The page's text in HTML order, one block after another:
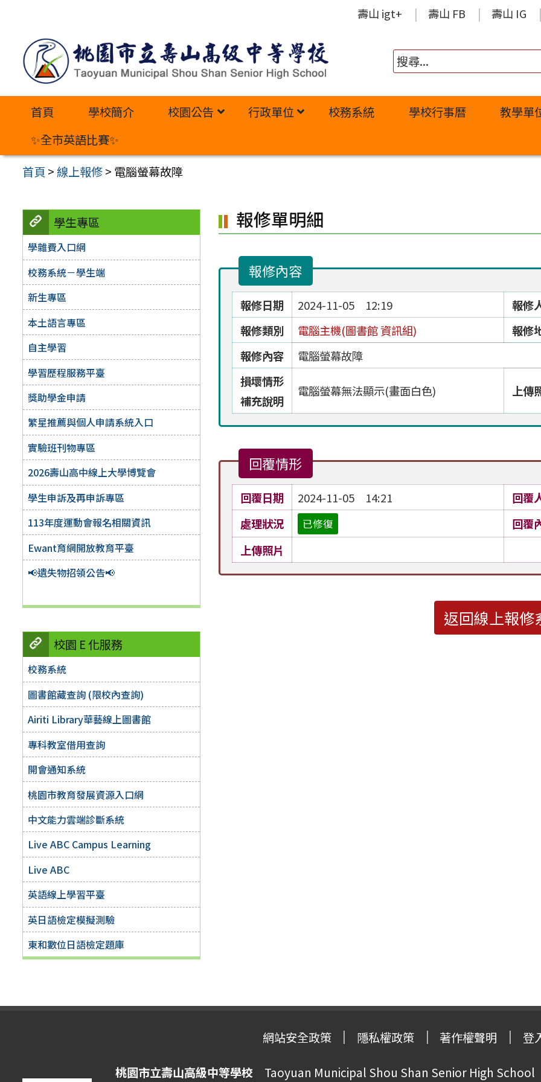
內
壽山 igt+ 壽山 FB 壽山 IG
首頁 學校簡介 校園公告 行政單位 校務系統 學校行事曆
教學單
✨全市英語比賽✨
首頁 >線上報修> 電腦螢幕故障
學生專區
學雜費入口網
校務系統－學生端
新生專區
本土語言專區
自主學習
學習歷程服務平臺
獎助學金申請
繁星推薦與個人申請系統入口
實驗班刊物專區
2026壽山高中線上大學博覽會
學生申訴及再申訴專區
113年度運動會報名相關資訊
Ewant育網開放教育平臺
📢遺失物招領公告📢
校園 E 化服務
校務系統
圖書館藏查詢 (限校內查詢)
Airiti Library華藝線上圖書館
專科教室借用查詢
開會通知系統
桃園市教育發展資源入口網
中文能力雲端診斷系統
Live ABC Campus Learning
Live ABC
英語線上學習平臺
英日語檢定模擬測驗
東和數位日語檢定題庫
報修單明細
報修內容
報修日期 2024-11-05 12:19
報修
報修類別
電腦主機(圖書館 資訊組)
報修
報修內容
電腦螢幕故障
損壞情形
補充說明
電腦螢幕無法顯示(畫面白色) 上傳
回覆情形
回覆日期 2024-11-05 14:21
回覆
處理狀況
已修復
回覆
上傳照片
返回線上報修
網站安全政策 隱私權政策 著作權聲明 登
桃園市立壽山高級中等學校 Taoyuan Municipal Shou Shan Senior High School